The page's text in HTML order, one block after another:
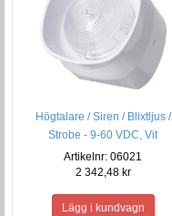
Högtalare / Siren / Blixtljus /
Strobe - 9-60 VDC, Vit
Artikelnr: 06021
2 342,48 kr